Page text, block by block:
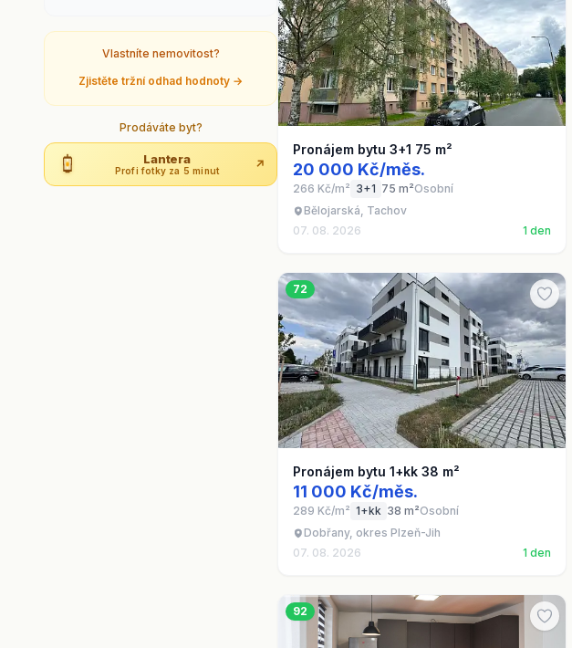
Vlastníte nemovitost?
Zjistěte tržní odhad hodnoty →
Prodáváte byt?
Lantera
Profi fotky za 5 minut ↗
Pronájem bytu 3+1 75 m²
20 000 Kč/měs.
266 Kč/m² 3+1 75 m²Osobní
Bělojarská, Tachov
07. 08. 2026
1 den
72
Pronájem bytu 1+kk 38 m²
11 000 Kč/měs.
289 Kč/m² 1+kk 38 m²Osobní
Dobřany, okres Plzeň-Jih
07. 08. 2026
1 den
92